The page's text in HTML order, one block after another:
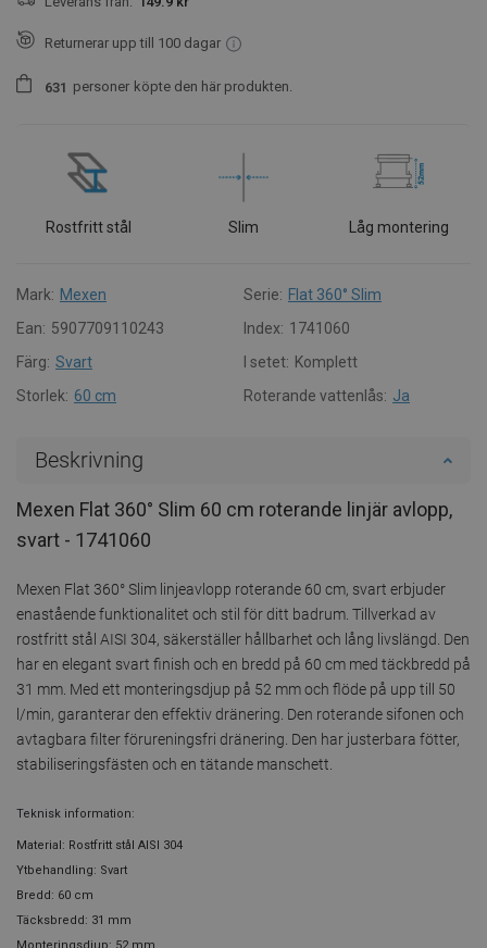
Returnerar upp till 100 dagar
631 personer köpte den här produkten.
Rostfritt stål Slim Låg montering
Mark: Mexen Serie: Flat 360° Slim
Ean: 5907709110243 Index: 1741060
Färg: Svart I setet: Komplett
Storlek: 60 cm Roterande vattenlås: Ja
Beskrivning
Mexen Flat 360° Slim 60 cm roterande linjär avlopp,
svart - 1741060
Mexen Flat 360° Slim linjeavlopp roterande 60 cm, svart erbjuder
enastående funktionalitet och stil för ditt badrum. Tillverkad av
rostfritt stål AISI 304, säkerställer hållbarhet och lång livslängd. Den
har en elegant svart finish och en bredd på 60 cm med täckbredd på
31 mm. Med ett monteringsdjup på 52 mm och flöde på upp till 50
l/min, garanterar den effektiv dränering. Den roterande sifonen och
avtagbara filter förureningsfri dränering. Den har justerbara fötter,
stabiliseringsfästen och en tätande manschett.
Teknisk information:
Material: Rostfritt stål AISI 304
Ytbehandling: Svart
Bredd: 60 cm
Täcksbredd: 31 mm
Monteringsdjup: 52 mm